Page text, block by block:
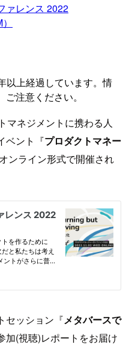
ァレンス 2022
以上経過しています。情
注意ください。
マネジメントに携わる人
ベント『プロダクトマネー
ンライン形式で開催され
セッション『メタバースで
加(視聴)レポートをお届け